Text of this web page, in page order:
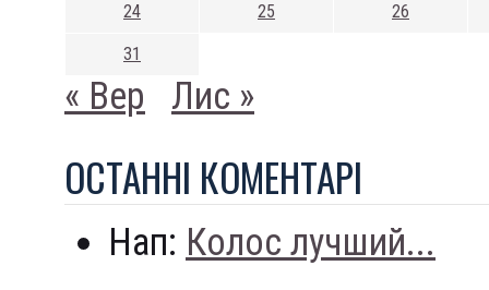
24 25 26
31
« Вер Лис »
ОСТАННI КОМЕНТАРI
Нап: Колос лучший...